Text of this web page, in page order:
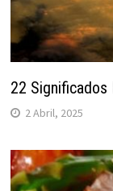
22 Significados
2 Abril, 2025